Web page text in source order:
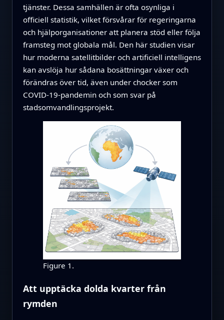
tjänster. Dessa samhällen är ofta osynliga i
officiell statistik, vilket försvårar för regeringarna
och hjälporganisationer att planera stöd eller följa
framsteg mot globala mål. Den här studien visar
hur moderna satellitbilder och artificiell intelligens
kan avslöja hur sådana bosättningar växer och
förändras över tid, även under chocker som
COVID-19-pandemin och som svar på
stadsomvandlingsprojekt.
Figure 1.
Att upptäcka dolda kvarter från
rymden